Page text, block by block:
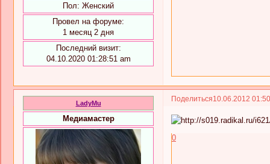
Пол: Женский
Провел на форуме:
1 месяц 2 дня
Последний визит:
04.10.2020 01:28:51 am
Поделиться10.06.2012
LadyMu
Медиамастер
0